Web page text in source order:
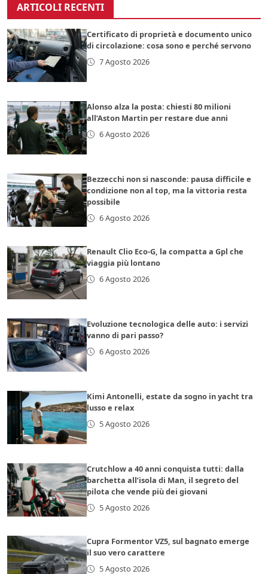
ARTICOLI RECENTI
Certificato di proprietà e documento unico
di circolazione: cosa sono e perché servono
7 Agosto 2026
Alonso alza la posta: chiesti 80 milioni
all’Aston Martin per restare due anni
6 Agosto 2026
Bezzecchi non si nasconde: pausa difficile e
condizione non al top, ma la vittoria resta
possibile
6 Agosto 2026
Renault Clio Eco-G, la compatta a Gpl che
viaggia più lontano
6 Agosto 2026
Evoluzione tecnologica delle auto: i servizi
vanno di pari passo?
6 Agosto 2026
Kimi Antonelli, estate da sogno in yacht tra
lusso e relax
5 Agosto 2026
Crutchlow a 40 anni conquista tutti: dalla
barchetta all’isola di Man, il segreto del
pilota che vende più dei giovani
5 Agosto 2026
Cupra Formentor VZ5, sul bagnato emerge
il suo vero carattere
5 Agosto 2026